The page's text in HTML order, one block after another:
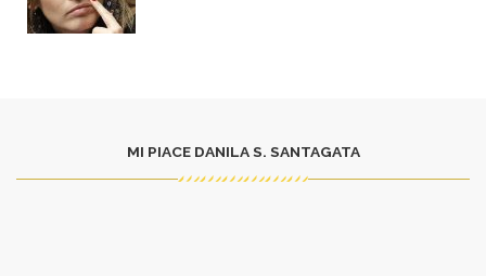
MI PIACE DANILA S. SANTAGATA